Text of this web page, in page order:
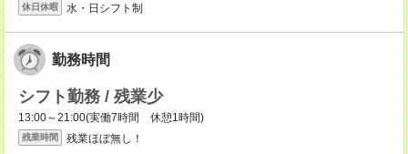
休日休暇 水・日シフト制
勤務時間
シフト勤務 / 残業少
13:00～21:00(実働7時間 休憩1時間)
残業時間 残業ほぼ無し！